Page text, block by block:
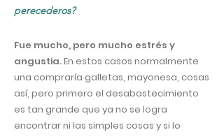
perecederos?
Fue mucho, pero mucho estrés y
angustia.En estos casos normalmente
una compraría galletas, mayonesa, cosas
así, pero primero el desabastecimiento
es tan grande que ya no se logra
encontrar ni las simples cosas y si lo